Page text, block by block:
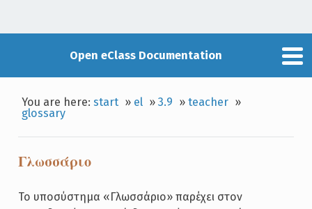
Open eClass Documentation
You are here:start » el »3.9 »teacher »
glossary
Γλωσσάριο
Το υποσύστημα «Γλωσσάριο» παρέχει στον